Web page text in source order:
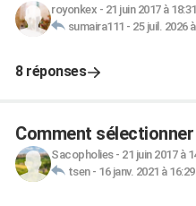
royonkex - 21 juin 2017 à 18:31
sumaira111 - 25 juil. 2026
8 réponses
Comment
Sacopholies- 21 juin 2017 à
tsen- 16 janv. 2021 à 16:29